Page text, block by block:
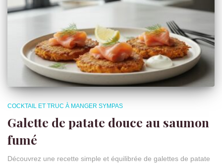
COCKTAIL ET TRUC À MANGER SYMPAS
Galette de patate douce au saumon
fumé
Découvrez une recette simple et équilibrée de galettes de patate